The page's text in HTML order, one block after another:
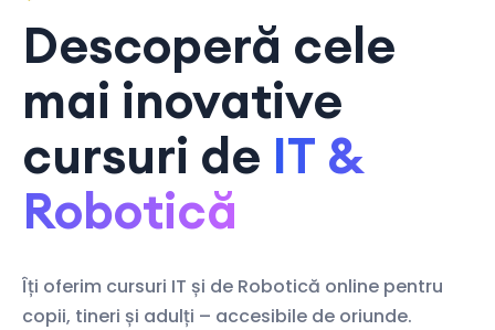
Descoperă cele
mai inovative
cursuri de IT &
Robotică
Îți oferim cursuri IT și de Robotică online pentru
copii, tineri și adulți – accesibile de oriunde.